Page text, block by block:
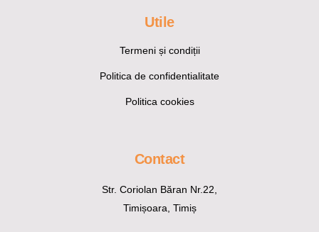
Utile
Termeni și condiții
Politica de confidentialitate
Politica cookies
Contact
Str. Coriolan Băran Nr.22,
Timișoara, Timiș